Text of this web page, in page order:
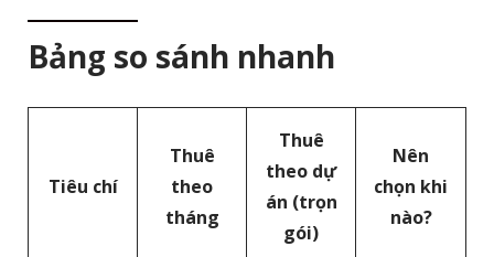
Bảng so sánh nhanh
Tiêu chí
Thuê
theo
tháng
Thuê
theo dự
án (trọn
gói)
Nên
chọn khi
nào?